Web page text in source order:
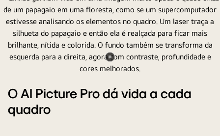
Pausar
O AI Picture Pro dá vida a cada
quadro